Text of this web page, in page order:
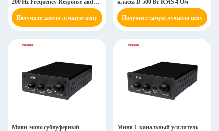
200 Hz Frequency Response and
<1% Total Harmonic Distortion
Получите самую лучшую цену
класса D 500 Вт RMS 4 Ом
Получите самую лучшую цену
Мини-моно субвуферный
Мини 1-канальный усилитель